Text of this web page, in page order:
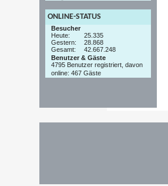
ONLINE-STATUS
Besucher
Heute:
25.335
Gestern:
28.868
Gesamt:
42.667.248
Benutzer & Gäste
4795 Benutzer registriert, davon
online: 467 Gäste